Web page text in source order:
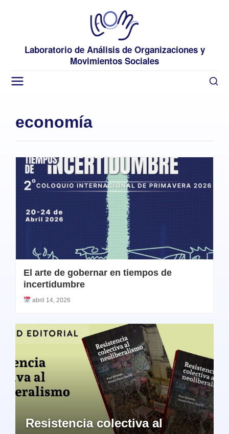
Laboratorio de Análisis de Organizaciones y
Movimientos Sociales
economía
El arte de gobernar en tiempos de
incertidumbre
abril 14, 2026
Resistencia colectiva al